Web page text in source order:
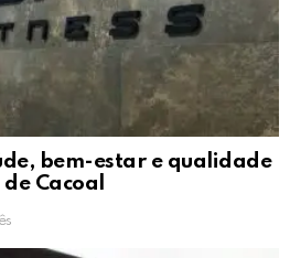
bem-estar e qualidade
Cacoal